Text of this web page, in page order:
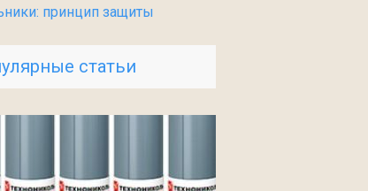
принцип защиты
статьи